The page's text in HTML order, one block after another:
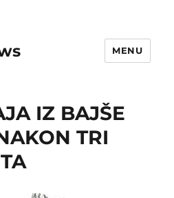
MENU
IZ BAJŠE
TRI